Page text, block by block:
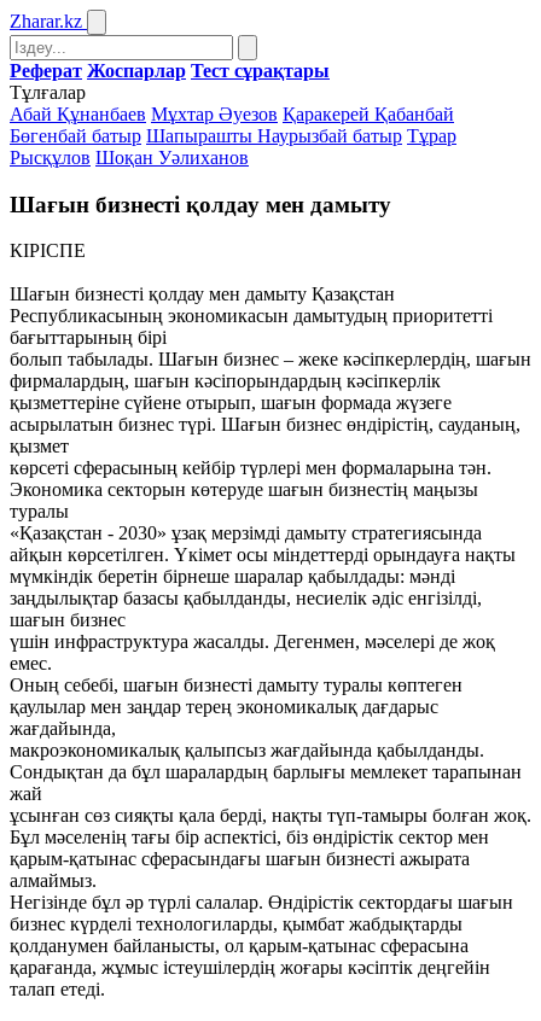
Zharar.kz
Реферат Жоспарлар Тест сұрақтары
Тұлғалар
Абай Құнанбаев Мұхтар Әуезов Қаракерей Қабанбай
Бөгенбай батыр Шапырашты Наурызбай батыр Тұрар
Рысқұлов Шоқан Уәлиханов
Шағын бизнесті қолдау мен дамыту
КІРІСПЕ
Шағын бизнесті қолдау мен дамыту Қазақстан
Республикасының экономикасын дамытудың приоритетті
бағыттарының бірі
болып табылады. Шағын бизнес – жеке кәсіпкерлердің, шағын
фирмалардың, шағын кәсіпорындардың кәсіпкерлік
қызметтеріне сүйене отырып, шағын формада жүзеге
асырылатын бизнес түрі. Шағын бизнес өндірістің, сауданың,
қызмет
көрсеті сферасының кейбір түрлері мен формаларына тән.
Экономика секторын көтеруде шағын бизнестің маңызы
туралы
«Қазақстан - 2030» ұзақ мерзімді дамыту стратегиясында
айқын көрсетілген. Үкімет осы міндеттерді орындауға нақты
мүмкіндік беретін бірнеше шаралар қабылдады: мәнді
заңдылықтар базасы қабылданды, несиелік әдіс енгізілді,
шағын бизнес
үшін инфраструктура жасалды. Дегенмен, мәселері де жоқ
емес.
Оның себебі, шағын бизнесті дамыту туралы көптеген
қаулылар мен заңдар терең экономикалық дағдарыс
жағдайында,
макроэкономикалық қалыпсыз жағдайында қабылданды.
Сондықтан да бұл шаралардың барлығы мемлекет тарапынан
жай
ұсынған сөз сияқты қала берді, нақты түп-тамыры болған жоқ.
Бұл мәселенің тағы бір аспектісі, біз өндірістік сектор мен
қарым-қатынас сферасындағы шағын бизнесті ажырата
алмаймыз.
Негізінде бұл әр түрлі салалар. Өндірістік сектордағы шағын
бизнес күрделі технологиларды, қымбат жабдықтарды
қолданумен байланысты, ол қарым-қатынас сферасына
қарағанда, жұмыс істеушілердің жоғары кәсіптік деңгейін
талап етеді.